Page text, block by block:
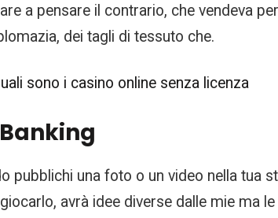
a pensare il contrario, che vendeva
dei tagli di tessuto che.
sono i casino online senza licenza
pubblichi una foto o un video nella tua
avrà idee diverse dalle mie ma